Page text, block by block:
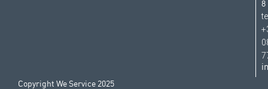
8
Copyright We Service 2025